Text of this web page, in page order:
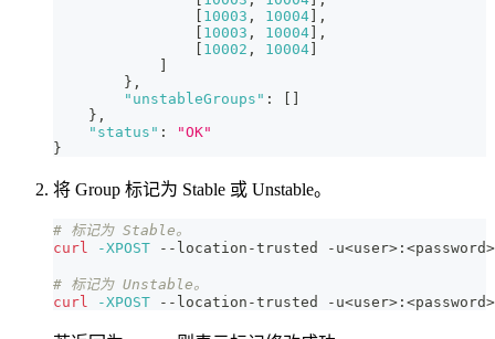
10003 , 10004
,
10003 , 10004
,
10002 , 10004
} ,
"unstableGroups" :
} ,
"status" :
"OK"
}
将 Group 标记为 Stable 或 Unstable。
# 标记为 Stable。
curl
-XPOST --location-trusted -u<user> : <password>
# 标记为 Unstable。
curl
-XPOST --location-trusted -u<user> : <password>